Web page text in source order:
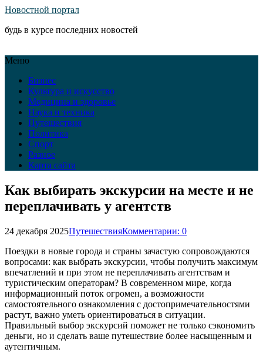
Новостной портал
будь в курсе последних новостей
Меню
Бизнес
Культура и искусство
Медицина и здоровье
Наука и техника
Путешествия
Политика
Спорт
Разное
Карта сайта
Как выбирать экскурсии на месте и не
переплачивать у агентств
24 декабря 2025ПутешествияКомментарии: 0
Поездки в новые города и страны зачастую сопровождаются
вопросами: как выбрать экскурсии, чтобы получить максимум
впечатлений и при этом не переплачивать агентствам и
туристическим операторам? В современном мире, когда
информационный поток огромен, а возможности
самостоятельного ознакомления с достопримечательностями
растут, важно уметь ориентироваться в ситуации.
Правильный выбор экскурсий поможет не только сэкономить
деньги, но и сделать ваше путешествие более насыщенным и
аутентичным.